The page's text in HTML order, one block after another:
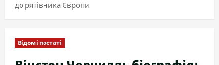
до рятівника Європи
Відомі постаті